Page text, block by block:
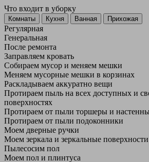
Что входит в уборку
Регу­лярная
Гене­ральная
После ремонта
Заправляем кровать
Собираем мусор и меняем мешки
Меняем мусорные мешки в корзинах
Раскладываем аккуратно вещи
Протираем пыль на всех доступных и
поверхностях
Протираем от пыли торшеры и
Протираем от пыли подоконники
Моем дверные ручки
Моем зеркала и зеркальные поверхности
Пылесосим пол
Моем пол и плинтуса